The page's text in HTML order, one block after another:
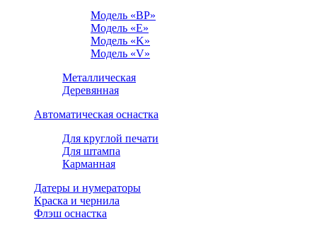
Модель «BP»
Модель «E»
Модель «K»
Модель «V»
Металлическая
Деревянная
Автоматическая оснастка
Для круглой печати
Для штампа
Карманная
Датеры и нумераторы
Краска и чернила
Флэш оснастка